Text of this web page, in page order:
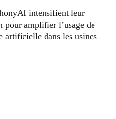
intensifient leur
pour amplifier l’usage de
artificielle dans les usines